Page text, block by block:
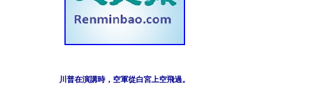
川普在演講時，空軍從白宮上空飛過。